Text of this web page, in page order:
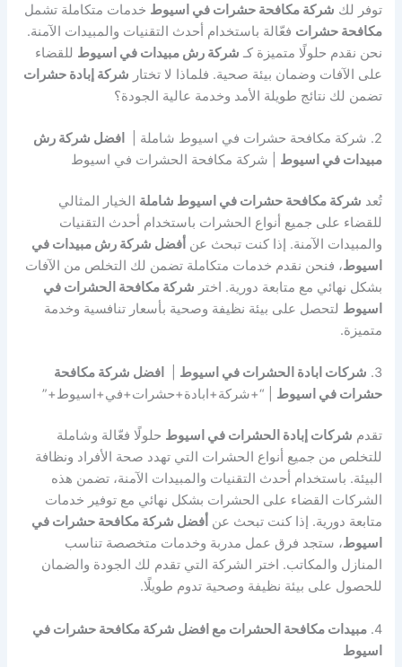
توفر لك شركة مكافحة حشرات في اسيوط خدمات متكاملة تشمل
مكافحة حشرات فعّالة باستخدام أحدث التقنيات والمبيدات الآمنة.
نحن نقدم حلولًا متميزة كـ شركة رش مبيدات في اسيوط للقضاء
على الآفات وضمان بيئة صحية. فلماذا لا تختار شركة إبادة حشرات
تضمن لك نتائج طويلة الأمد وخدمة عالية الجودة؟
2. شركة مكافحة حشرات في اسيوط شاملة |
افضل شركة رش
مبيدات في اسيوط | شركة مكافحة الحشرات في اسيوط
تُعد شركة مكافحة حشرات في اسيوط شاملة الخيار المثالي
للقضاء على جميع أنواع الحشرات باستخدام أحدث التقنيات
والمبيدات الآمنة. إذا كنت تبحث عن أفضل شركة رش مبيدات في
اسيوط، فنحن نقدم خدمات متكاملة تضمن لك التخلص من الآفات
بشكل نهائي مع متابعة دورية. اختر شركة مكافحة الحشرات في
اسيوط لتحصل على بيئة نظيفة وصحية بأسعار تنافسية وخدمة
متميزة.
3. شركات ابادة الحشرات في اسيوط
افضل شركة مكافحة
حشرات في اسيوط | “+شركة+ابادة+حشرات+في+اسيوط+”
تقدم شركات إبادة الحشرات في اسيوط حلولًا فعّالة وشاملة
للتخلص من جميع أنواع الحشرات التي تهدد صحة الأفراد ونظافة
البيئة. باستخدام أحدث التقنيات والمبيدات الآمنة، تضمن هذه
الشركات القضاء على الحشرات بشكل نهائي مع توفير خدمات
متابعة دورية. إذا كنت تبحث عن أفضل شركة مكافحة حشرات في
اسيوط، ستجد فرق عمل مدربة وخدمات متخصصة تناسب
المنازل والمكاتب. اختر الشركة التي تقدم لك الجودة والضمان
للحصول على بيئة نظيفة وصحية تدوم طويلًا.
4. مبيدات مكافحة الحشرات مع افضل شركة مكافحة حشرات في
اسيوط